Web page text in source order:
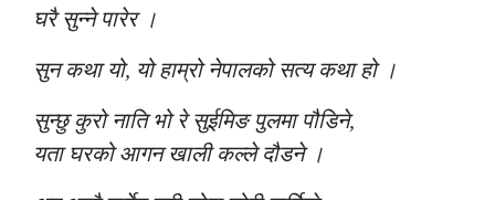
घरै सुन्ने पारेर ।
सुन कथा यो, यो हाम्रो नेपालको सत्य कथा हो ।
सुन्छु कुरो नाति भो रे सुईमिङ पुलमा पौडिने,
यता घरको आगन खाली कल्ले दौडने ।